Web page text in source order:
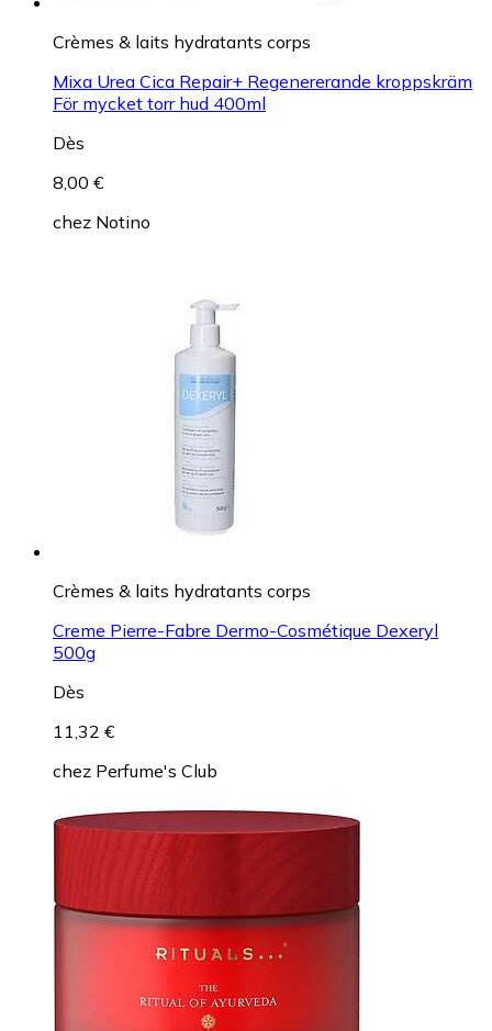
Crèmes & laits hydratants corps
Mixa Urea Cica Repair+ Regenererande kroppskräm
För mycket torr hud 400ml
Dès
8,00 €
chez Notino
Crèmes & laits hydratants corps
Creme Pierre-Fabre Dermo-Cosmétique Dexeryl
500g
Dès
11,32 €
chez Perfume's Club